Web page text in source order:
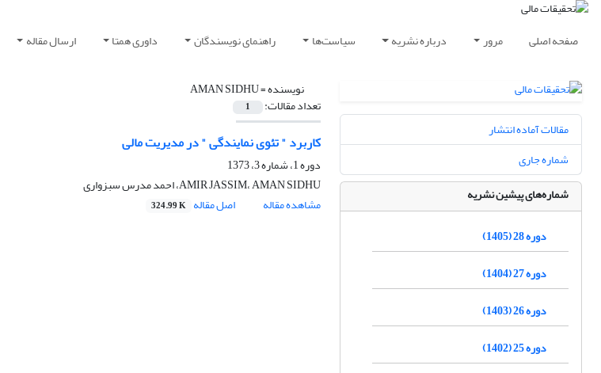
صفحه اصلی مرور درباره نشریه سیاست‌ها راهنمای نویسندگان داوری همتا ارسال مقاله
نویسنده =AMAN SIDHU
تعداد مقالات: 1
کاربرد " تئوی نمایندگی " در مدیریت مالی
دوره 1، شماره 3، 1373
AMIR JASSIM، AMAN SIDHU، احمد مدرس سبزواری
مشاهده مقاله
اصل مقاله 324.99 K
مقالات آماده انتشار
شماره جاری
شماره‌های پیشین نشریه
دوره 28 (1405)
دوره 27 (1404)
دوره 26 (1403)
دوره 25 (1402)